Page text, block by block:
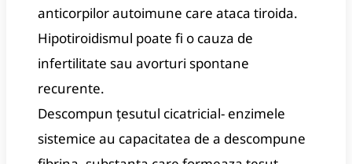
anticorpilor autoimune care ataca tiroida.
Hipotiroidismul poate fi o cauza de
infertilitate sau avorturi spontane
recurente.
Descompun țesutul cicatricial- enzimele
sistemice au capacitatea de a descompune